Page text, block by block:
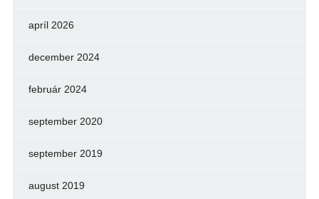
apríl 2026
december 2024
február 2024
september 2020
september 2019
august 2019